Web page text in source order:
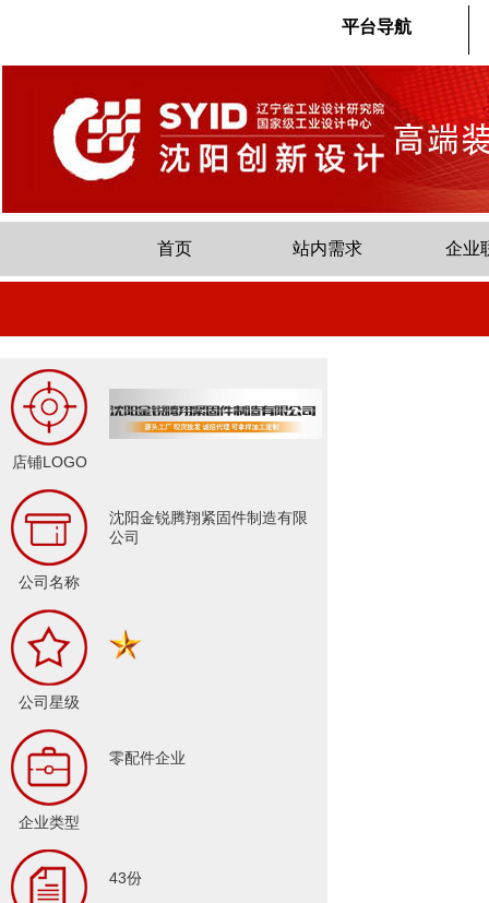
平台导航
首页 站内需求 企业
店铺LOGO
公司名称
沈阳金锐腾翔紧固件制造有限
公司
公司星级
企业类型
零配件企业
43份